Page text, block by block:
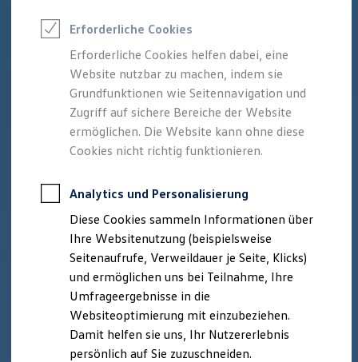
Elektroauto Leasing
Kleinwagen-Leasing
Leasing ohne Anzahlung
Finanzierung
Autokredit mit Schlussrate
Versicherungen und Garantien
Kfz-Versicherung
Restschuldversicherungen
Garantien
Professional Class bei Volkswagen
Behörden
Direktkunden
Sonderfahrzeuge
Anpfiff zum Gewinn
Elektromobilität
Elektroautos
ID. Tutorials
Der neue ID. Polo
Der neue ID.3 Neo
Der ID.4
Erforderliche Cookies
Erforderliche Cookies helfen dabei, eine
Website nutzbar zu machen, indem sie
Grundfunktionen wie Seitennavigation und
Zugriff auf sichere Bereiche der Website
ermöglichen. Die Website kann ohne diese
Cookies nicht richtig funktionieren.
Analytics und Personalisierung
Diese Cookies sammeln Informationen über
Ihre Websitenutzung (beispielsweise
Seitenaufrufe, Verweildauer je Seite, Klicks)
und ermöglichen uns bei Teilnahme, Ihre
Umfrageergebnisse in die
Websiteoptimierung mit einzubeziehen.
Damit helfen sie uns, Ihr Nutzererlebnis
persönlich auf Sie zuzuschneiden.